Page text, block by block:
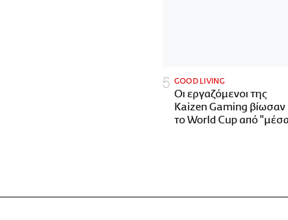
GOOD LIVING
Οι εργαζόμενοι της
Kaizen Gaming βίωσαν
το World Cup από